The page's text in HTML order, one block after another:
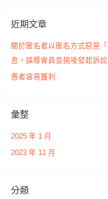
鍵
字
:
近期文章
關於匿名者以匿名方式惡意
息，誤導會員並挑唆發起訴
愚者容易獲利
彙整
2025 年 1 月
2023 年 11 月
分類